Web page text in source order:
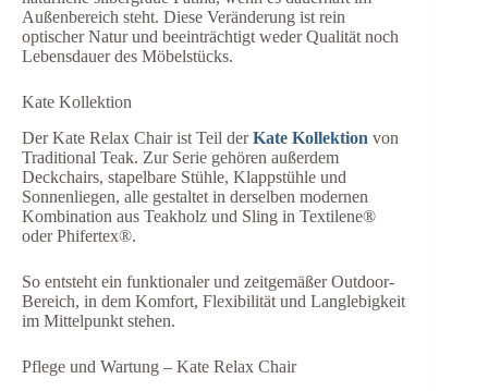
Außenbereich steht. Diese Veränderung ist rein
optischer Natur und beeinträchtigt weder Qualität noch
Lebensdauer des Möbelstücks.
Kate Kollektion
Der Kate Relax Chair ist Teil derKate Kollektion von
Traditional Teak. Zur Serie gehören außerdem
Deckchairs, stapelbare Stühle, Klappstühle und
Sonnenliegen, alle gestaltet in derselben modernen
Kombination aus Teakholz und Sling in Textilene®
oder Phifertex®.
So entsteht ein funktionaler und zeitgemäßer Outdoor-
Bereich, in dem Komfort, Flexibilität und Langlebigkeit
im Mittelpunkt stehen.
Pflege und Wartung – Kate Relax Chair